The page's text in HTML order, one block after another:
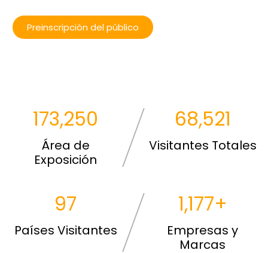
Preinscripción del público
210,000
Área de
Exposición
83,056
Visitantes Totales
119
Países Visitantes
1,447+
Empresas y
Marcas